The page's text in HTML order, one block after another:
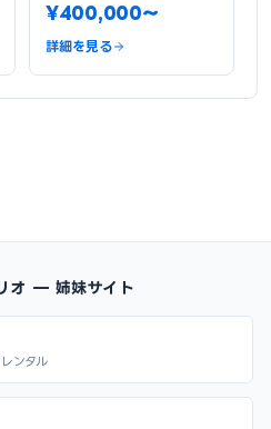
¥400,000〜
詳細を見る
オ — 姉妹サイト
ンタル